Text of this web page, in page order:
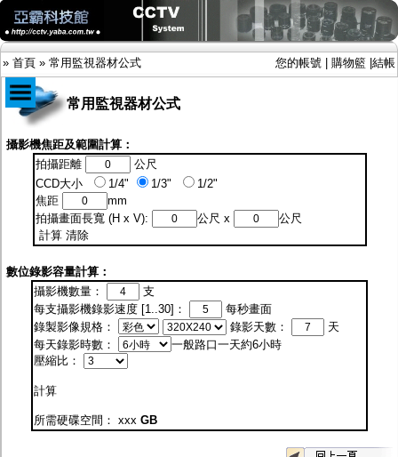
» 首頁 » 常用監視器材公式 您的帳號 購物籃 結帳
商品目錄
限時促銷特惠專案
IP網路攝影機及錄放影機
AHD DVR數位錄放影機
AHD半球型(適用屋內)
AHD中小型紅外線攝影機(適用騎樓、室內外)
距離遠）
AHD特殊功能型攝影機
旋轉型攝影機.旋轉台
傳統高解析攝影機
鏡頭
投光設備
防護罩及支架
多路攝影機單軸傳輸
網路設備
常用監視器材公式
攝影機焦距及範圍計算：
拍攝距離
公尺
CCD大小
1/4" 1/3"
1/2"
焦距
mm
拍攝畫面長寬 (H x V):
公尺 x
公尺
計算 清除
數位錄影容量計算：
攝影機數量：
支
每支攝影機錄影速度 [1..30]：
每秒畫面
錄製影像規格：
錄影天數：
天
每天錄影時數：
一般路口一天約6小時
壓縮比：
計算
所需硬碟空間： xxx GB